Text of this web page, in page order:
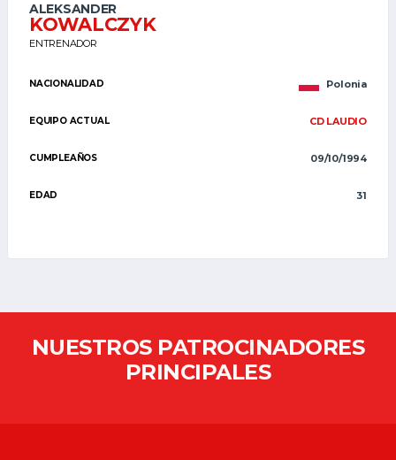
ALEKSANDER
KOWALCZYK
ENTRENADOR
NACIONALIDAD Polonia
EQUIPO ACTUAL CD LAUDIO
CUMPLEAÑOS 09/10/1994
EDAD 31
NUESTROS PATROCINADORES
PRINCIPALES